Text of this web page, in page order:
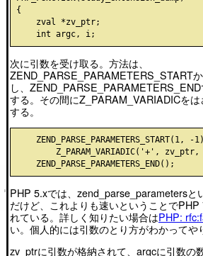
{
次に引数を受け取る。方法は、
ZEND_PARSE_PARAMETERS_START
し、
する。その間にZ_PARAM_VARIADICを
する。
PHP 5.xでは、zend_parse_parametersと
だけど、これよりも速いということで
れている。詳しく知りたい場合はPHP:
い。個人的には引数のとり方がわかってや
zv_ptrに引数が格納されて、argcに引数の